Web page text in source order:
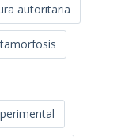
autoritaria